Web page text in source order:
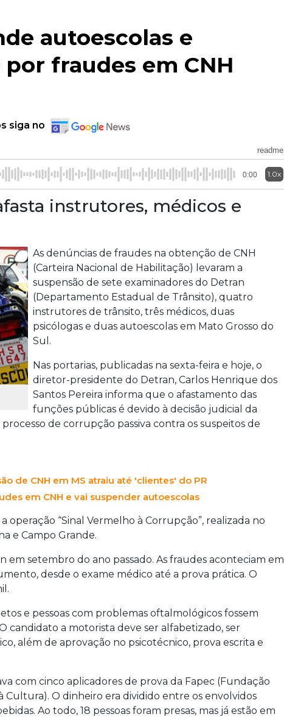
autoescolas e
fraudes em CNH
siga no
readme
0:00 1.0x
instrutores, médicos e
As denúncias de fraudes na obtenção de CNH
(Carteira Nacional de Habilitação) levaram a
suspensão de sete examinadores do Detran
(Departamento Estadual de Trânsito), quatro
instrutores de trânsito, três médicos, duas
psicólogas e duas autoescolas em Mato Grosso do
Sul.
Nas portarias, publicadas na sexta-feira e hoje, o
diretor-presidente do Detran, Carlos Henrique dos
Santos Pereira informa que o afastamento das
funções públicas é devido à decisão judicial da
de corrupção passiva contra os suspeitos de
de CNH em MS atraiu até 'clientes' do PR
em CNH e vai suspender autoescolas
“Sinal Vermelho à Corrupção”, realizada no
e Campo Grande.
em setembro do ano passado. As fraudes aconteciam em
desde o exame médico até a prova prática. O
e pessoas com problemas oftalmológicos fossem
candidato a motorista deve ser alfabetizado, ser
além de aprovação no psicotécnico, prova escrita e
com cinco aplicadores de prova da Fapec (Fundação
Cultura). O dinheiro era dividido entre os envolvidos
Ao todo, 18 pessoas foram presas, mas já estão em